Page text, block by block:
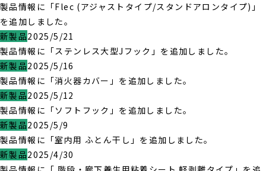
製品情報に「Flec (アジャストタイプ/スタンドアロンタイプ)」
を追加しました。
新製品2025/5/21
製品情報に「ステンレス大型Jフック」を追加しました。
新製品2025/5/16
製品情報に「消火器カバー」を追加しました。
新製品2025/5/12
製品情報に「ソフトフック」を追加しました。
新製品2025/5/9
製品情報に「室内用 ふとん干し」を追加しました。
新製品2025/4/30